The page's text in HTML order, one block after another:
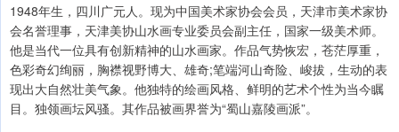
1948年生，四川广元人。现为中国美术家协会会员，天津市美术家协
会名誉理事，天津美协山水画专业委员会副主任，国家一级美术师。
他是当代一位具有创新精神的山水画家。作品气势恢宏，苍茫厚重，
色彩奇幻绚丽，胸襟视野博大、雄奇;笔端河山奇险、峻拔，生动的表
现出大自然壮美气象。他独特的绘画风格、鲜明的艺术个性为当今瞩
目。独领画坛风骚。其作品被画界誉为“蜀山嘉陵画派”。